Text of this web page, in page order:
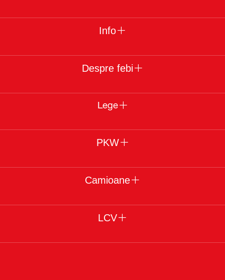
Info
Despre febi
Lege
PKW
Camioane
LCV